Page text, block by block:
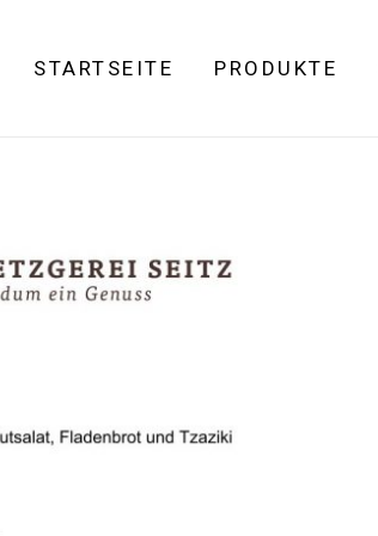
STARTSEITE PRODUKTE